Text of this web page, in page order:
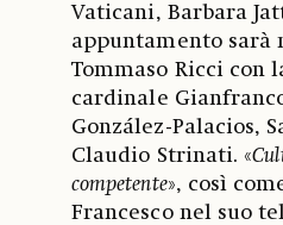
Vaticani, Barbara
appuntamento sarà
Tommaso Ricci con
cardinale
González-Palacios,
Claudio Strinati. «
competente», così
Francesco nel suo